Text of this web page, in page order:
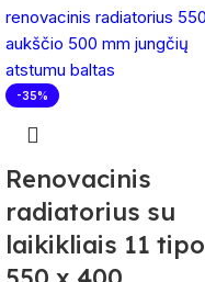
-35%
Renovacinis
radiatorius su
laikikliais 11 tipo